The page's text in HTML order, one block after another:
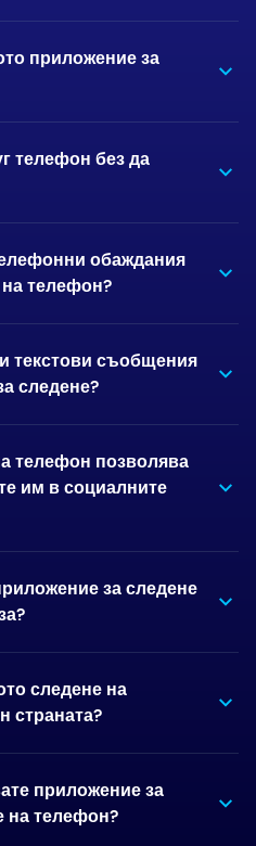
приложение за
телефон без да
обаждания
телефон?
текстови съобщения
следене?
телефон позволява
им в социалните
за следене
следене на
страната?
приложение за
на телефон?